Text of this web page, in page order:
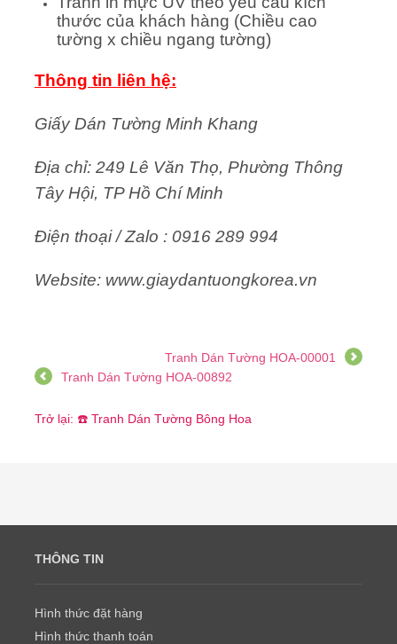
thước của khách hàng (Chiều cao
tường x chiều ngang tường)
Thông tin liên hệ:
Giấy Dán Tường Minh Khang
Địa chỉ: 249 Lê Văn Thọ, Phường Thông
Tây Hội, TP Hồ Chí Minh
Điện thoại / Zalo : 0916 289 994
Website: www.giaydantuongkorea.vn
Tranh Dán Tường HOA-00001
Tranh Dán Tường HOA-00892
Trở lại: ☎️ Tranh Dán Tường Bông Hoa
THÔNG TIN
Hình thức đặt hàng
Hình thức thanh toán